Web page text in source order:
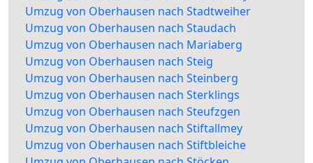
Umzug von Oberhausen nach Stadtweiher
Umzug von Oberhausen nach Staudach
Umzug von Oberhausen nach Mariaberg
Umzug von Oberhausen nach Steig
Umzug von Oberhausen nach Steinberg
Umzug von Oberhausen nach Sterklings
Umzug von Oberhausen nach Steufzgen
Umzug von Oberhausen nach Stiftallmey
Umzug von Oberhausen nach Stiftbleiche